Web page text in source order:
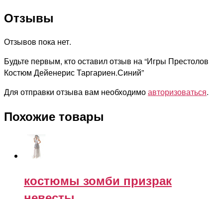
Отзывы
Отзывов пока нет.
Будьте первым, кто оставил отзыв на “Игры Престолов
Костюм Дейенерис Таргариен.Синий”
Для отправки отзыва вам необходимоавторизоваться.
Похожие товары
костюмы зомби призрак